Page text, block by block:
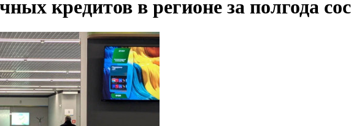
кредитов в регионе за полгода